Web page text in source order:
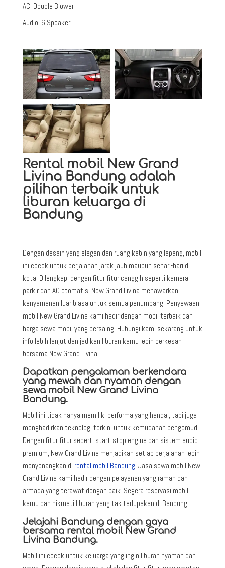
AC: Double Blower
Audio: 6 Speaker
Rental mobil New Grand
Livina Bandung adalah
pilihan terbaik untuk
liburan keluarga di
Bandung
Dengan desain yang elegan dan ruang kabin yang lapang, mobil
ini cocok untuk perjalanan jarak jauh maupun sehari-hari di
kota. Dilengkapi dengan fitur-fitur canggih seperti kamera
parkir dan AC otomatis, New Grand Livina menawarkan
kenyamanan luar biasa untuk semua penumpang. Penyewaan
mobil New Grand Livina kami hadir dengan mobil terbaik dan
harga sewa mobil yang bersaing. Hubungi kami sekarang untuk
info lebih lanjut dan jadikan liburan kamu lebih berkesan
bersama New Grand Livina!
Dapatkan pengalaman berkendara
yang mewah dan nyaman dengan
sewa mobil New Grand Livina
Bandung.
Mobil ini tidak hanya memiliki performa yang handal, tapi juga
menghadirkan teknologi terkini untuk kemudahan pengemudi.
Dengan fitur-fitur seperti start-stop engine dan sistem audio
premium, New Grand Livina menjadikan setiap perjalanan lebih
menyenangkan di rental mobil Bandung . Jasa sewa mobil New
Grand Livina kami hadir dengan pelayanan yang ramah dan
armada yang terawat dengan baik. Segera reservasi mobil
kamu dan nikmati liburan yang tak terlupakan di Bandung!
Jelajahi Bandung dengan gaya
bersama rental mobil New Grand
Livina Bandung.
Mobil ini cocok untuk keluarga yang ingin liburan nyaman dan